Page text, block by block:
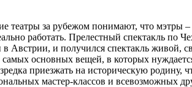
театры за рубежом понимают, что
работать. Прелестный спектакль по
и получился спектакль живой,
основных вещей, в которых
приезжать на историческую родину,
мастер-классов и всевозможных